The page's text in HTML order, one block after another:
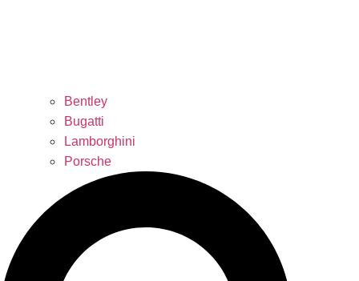
Bentley
Bugatti
Lamborghini
Porsche